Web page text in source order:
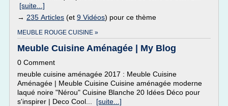
[suite...]
→ 235 Articles (et 9 Vidéos) pour ce thème
MEUBLE ROUGE CUISINE »
Meuble Cuisine Aménagée | My Blog
0 Comment
meuble cuisine aménagée 2017 : Meuble Cuisine
Aménagée | Meuble Cuisine Cuisine aménagée moderne
laqué noire "Nérou" Cuisine Blanche 20 Idées Déco pour
s'inspirer | Deco Cool... [suite...]